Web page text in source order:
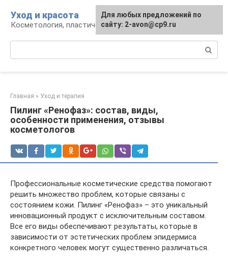
контенту
Уход и красота
Косметология, пластическая хирургия, уход
Главная » Уход и терапия
Пилинг «Ренофаз»: состав, виды,
особенности применения, отзывы
косметологов
Профессиональные косметические средства помогают
решить множество проблем, которые связаны с
состоянием кожи. Пилинг «Ренофаз» – это уникальный
инновационный продукт с исключительным составом.
Все его виды обеспечивают результаты, которые в
зависимости от эстетических проблем эпидермиса
конкретного человек могут существенно различаться.
Для любых предложений по
сайту: 2-avon@cp9.ru